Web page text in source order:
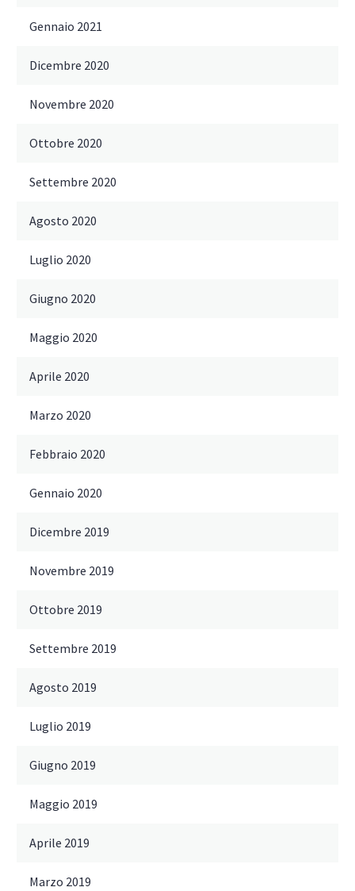
Gennaio 2021
Dicembre 2020
Novembre 2020
Ottobre 2020
Settembre 2020
Agosto 2020
Luglio 2020
Giugno 2020
Maggio 2020
Aprile 2020
Marzo 2020
Febbraio 2020
Gennaio 2020
Dicembre 2019
Novembre 2019
Ottobre 2019
Settembre 2019
Agosto 2019
Luglio 2019
Giugno 2019
Maggio 2019
Aprile 2019
Marzo 2019